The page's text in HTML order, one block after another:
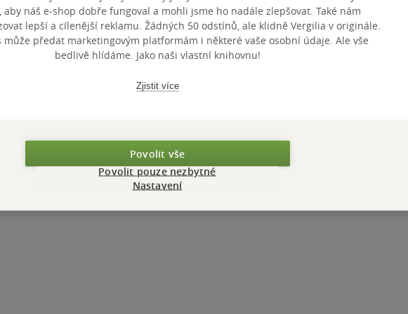
Zobrazeno 3 z 3
aby náš e-shop dobře fungoval a mohli jsme ho nadále zlepšovat. Také nám
lepší a cílenější reklamu. Žádných 50 odstínů, ale klidně Vergilia v originále.
může předat marketingovým platformám i některé vaše osobní údaje. Ale vše
bedlivě hlídáme. Jako naši vlastní knihovnu!
Zjistit více
Povolit vše
Povolit pouze nezbytné
Nastavení